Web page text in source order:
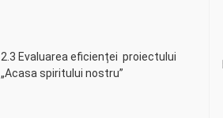
2.3 Evaluarea eficienței proiectului
„Acasa spiritului nostru”